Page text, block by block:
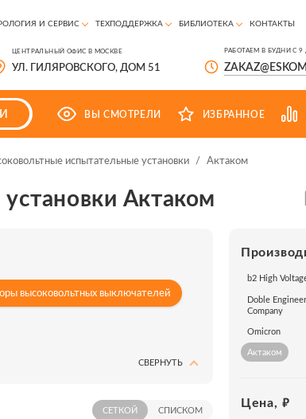
И СЕРВИС ТЕХПОДДЕРЖКА БИБЛИОТЕКА КОНТАКТЫ
ЦЕНТРАЛЬНЫЙ ОФИС В МОСКВЕ
УЛ. ГИЛЯРОВСКОГО, ДОМ 51
РАБОТАЕМ В БУДНИ С 9
ВЫ СМОТРЕЛИ ИЗБРАННОЕ
испытательные установки / Актаком
Актаком
высоковольтных выключателей
СВЕРНУТЬ
СЕТКОЙ СПИСКОМ
b2 High
Doble
Company
Omicron
Актаком
Цена, ₽